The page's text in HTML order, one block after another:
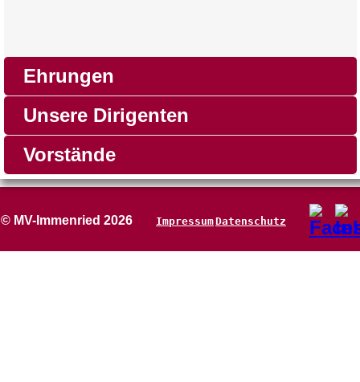
Ehrungen
Unsere Dirigenten
Vorstände
© MV-Immenried 2026 ImpressumDatenschutz